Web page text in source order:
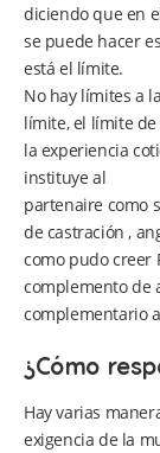
diciendo que en
se puede hacer
está el límite.
No hay límites a
límite, el límite
la experiencia
instituye al
partenaire como
de castración ,
como pudo creer
complemento de
complementario
¿Cómo
Hay varias
exigencia de la